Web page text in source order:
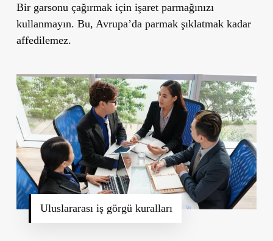
Bir garsonu çağırmak için işaret parmağınızı
kullanmayın. Bu, Avrupa’da parmak şıklatmak kadar
affedilemez.
Uluslararası iş görgü kuralları